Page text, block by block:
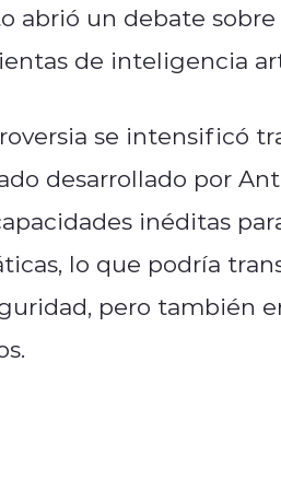
abrió un debate
de inteligencia
se intensificó
desarrollado por
inéditas
lo que podría
pero también